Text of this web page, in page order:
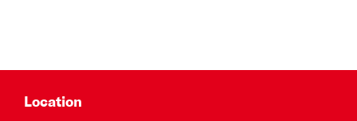
Location